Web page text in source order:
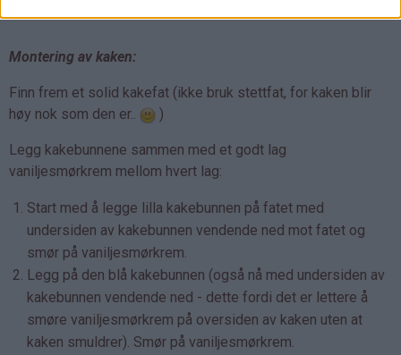
Montering av kaken:
Finn frem et solid kakefat (ikke bruk stettfat, for kaken blir
høy nok som den er..
)
Legg kakebunnene sammen med et godt lag
vaniljesmørkrem mellom hvert lag:
Start med å legge lilla kakebunnen på fatet med
undersiden av kakebunnen vendende ned mot fatet og
smør på vaniljesmørkrem.
Legg på den blå kakebunnen (også nå med undersiden av
kakebunnen vendende ned - dette fordi det er lettere å
smøre vaniljesmørkrem på oversiden av kaken uten at
kaken smuldrer). Smør på vaniljesmørkrem.